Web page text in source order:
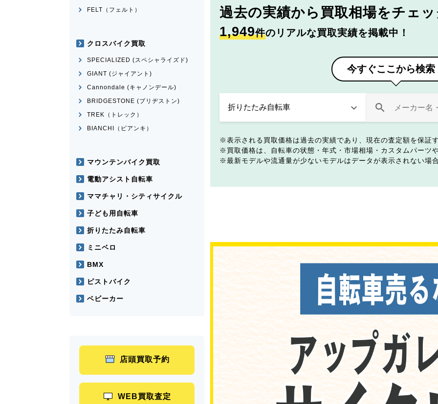
過去の実績から 買取相場をチェ
1,949件のリアルな買取実績を掲載中！
今すぐここから検索
表示される買取価格は過去の実績であり、現在の査定額を保証
買取価格は、自転車の状態・年式・市場相場・カスタムパーツ
最新モデルや流通量が少ないモデルはデータが表示されない場
FELT（フェルト）
クロスバイク買取
SPECIALIZED (スペシャライズド)
GIANT (ジャイアント)
Cannondale (キャノンデール)
BRIDGESTONE (ブリヂストン)
TREK（トレック）
BIANCHI（ビアンキ）
マウンテンバイク買取
電動アシスト自転車
ママチャリ・シティサイクル
子ども用自転車
折りたたみ自転車
ミニベロ
BMX
ピストバイク
ベビーカー
店頭買取予約
WEB買取査定